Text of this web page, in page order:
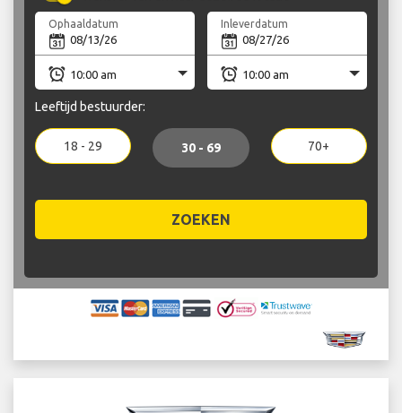
Ophaaldatum Inleverdatum
Leeftijd bestuurder:
18 - 29 30 - 69 70+
ZOEKEN